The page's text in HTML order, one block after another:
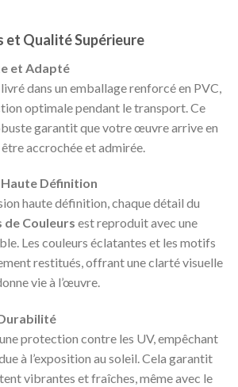
et Qualité Supérieure
et Adapté
dans un emballage renforcé en PVC,
optimale pendant le transport. Ce
garantit que votre œuvre arrive en
accrochée et admirée.
Définition
haute définition, chaque détail du
de Couleurs est reproduit avec une
Les couleurs éclatantes et les motifs
restitués, offrant une clarté visuelle
vie à l’œuvre.
protection contre les UV, empêchant
à l’exposition au soleil. Cela garantit
vibrantes et fraîches, même avec le